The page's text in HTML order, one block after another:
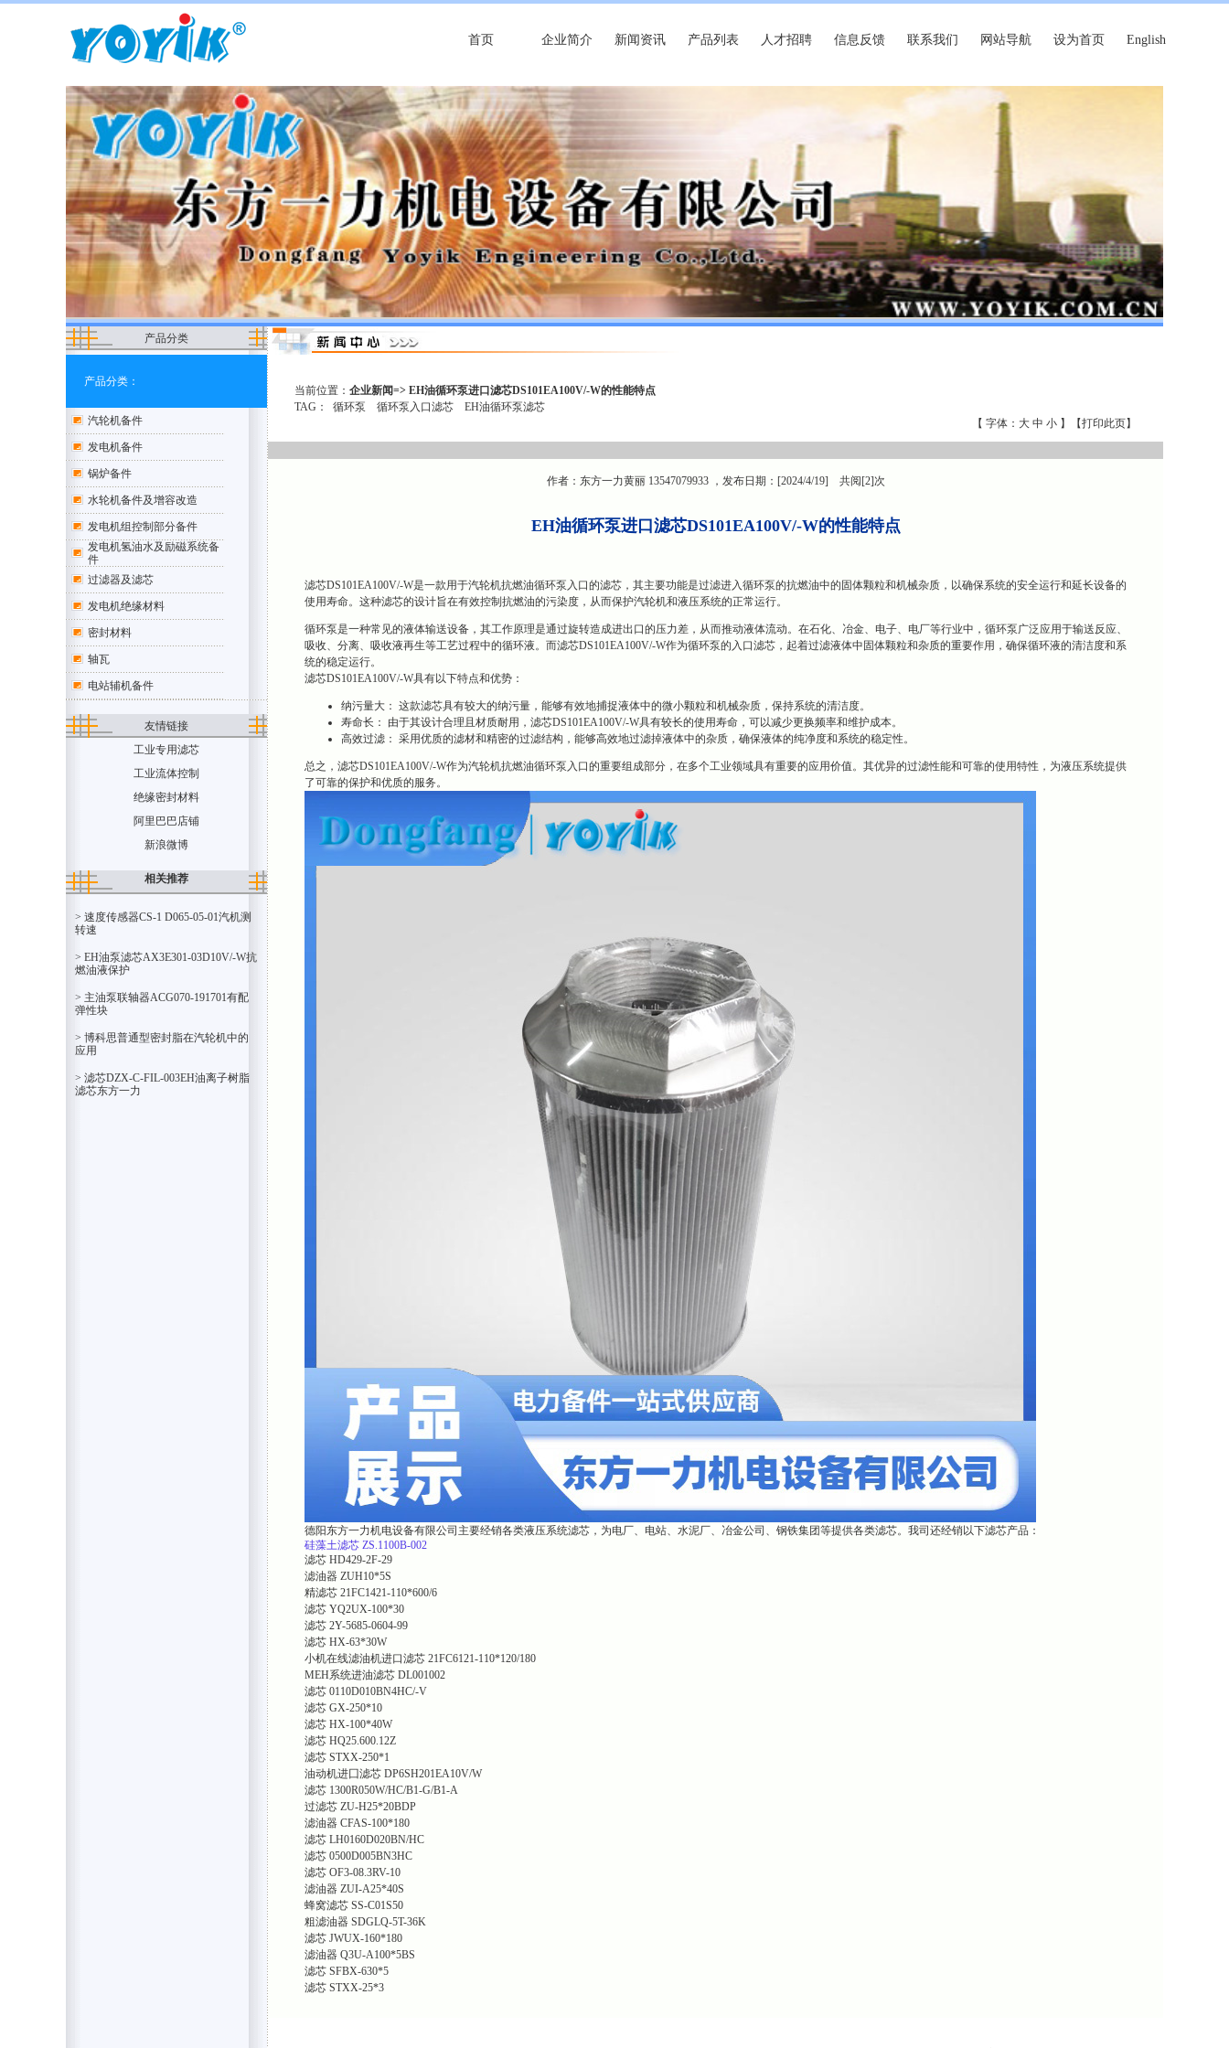
首页 企业简介 新闻资讯 产品列表 人才招聘 信息反馈 联系我们 网站导航 设为首页 English
产品分类
产品分类：
汽轮机备件
发电机备件
锅炉备件
水轮机备件及增容改造
发电机组控制部分备件
发电机氢油水及励磁系统备
件
过滤器及滤芯
发电机绝缘材料
密封材料
轴瓦
电站辅机备件
友情链接
工业专用滤芯
工业流体控制
绝缘密封材料
阿里巴巴店铺
新浪微博
相关推荐
> 速度传感器CS-1 D065-05-01汽机测
转速
> EH油泵滤芯AX3E301-03D10V/-W抗
燃油液保护
> 主油泵联轴器ACG070-191701有配
弹性块
> 博科思普通型密封脂在汽轮机中的
应用
> 滤芯DZX-C-FIL-003EH油离子树脂
滤芯东方一力
当前位置：企业新闻=> EH油循环泵进口滤芯DS101EA100V/-W的性能特点
TAG：循环泵 循环泵入口滤芯
EH油循环泵滤芯
【 字体： 大 中 小】【打印此页】
作者：东方一力黄丽 13547079933 ，发布日期：[2024/4/19] 共阅[2]次
EH油循环泵进口滤芯DS101EA100V/-W的性能特点
滤芯DS101EA100V/-W是一款用于汽轮机抗燃油循环泵入口的滤芯，其主要功能是过滤进入循环泵的抗燃油中的固体颗粒和机械杂质，以确保系统的安全运行和延长设备的
使用寿命。这种滤芯的设计旨在有效控制抗燃油的污染度，从而保护汽轮机和液压系统的正常运行。
循环泵是一种常见的液体输送设备，其工作原理是通过旋转造成进出口的压力差，从而推动液体流动。在石化、冶金、电子、电厂等行业中，循环泵广泛应用于输送反应、
吸收、分离、吸收液再生等工艺过程中的循环液。而滤芯DS101EA100V/-W作为循环泵的入口滤芯，起着过滤液体中固体颗粒和杂质的重要作用，确保循环液的清洁度和系
统的稳定运行。
滤芯DS101EA100V/-W具有以下特点和优势：
纳污量大： 这款滤芯具有较大的纳污量，能够有效地捕捉液体中的微小颗粒和机械杂质，保持系统的清洁度。
寿命长： 由于其设计合理且材质耐用，滤芯DS101EA100V/-W具有较长的使用寿命，可以减少更换频率和维护成本。
高效过滤： 采用优质的滤材和精密的过滤结构，能够高效地过滤掉液体中的杂质，确保液体的纯净度和系统的稳定性。
总之，滤芯DS101EA100V/-W作为汽轮机抗燃油循环泵入口的重要组成部分，在多个工业领域具有重要的应用价值。其优异的过滤性能和可靠的使用特性，为液压系统提供
了可靠的保护和优质的服务。
德阳东方一力机电设备有限公司主要经销各类液压系统滤芯，为电厂、电站、水泥厂、冶金公司、钢铁集团等提供各类滤芯。我司还经销以下滤芯产品：
硅藻土滤芯 ZS.1100B-002
滤芯 HD429-2F-29
滤油器 ZUH10*5S
精滤芯 21FC1421-110*600/6
滤芯 YQ2UX-100*30
滤芯 2Y-5685-0604-99
滤芯 HX-63*30W
小机在线滤油机进口滤芯 21FC6121-110*120/180
MEH系统进油滤芯 DL001002
滤芯 0110D010BN4HC/-V
滤芯 GX-250*10
滤芯 HX-100*40W
滤芯 HQ25.600.12Z
滤芯 STXX-250*1
油动机进囗滤芯 DP6SH201EA10V/W
滤芯 1300R050W/HC/B1-G/B1-A
过滤芯 ZU-H25*20BDP
滤油器 CFAS-100*180
滤芯 LH0160D020BN/HC
滤芯 0500D005BN3HC
滤芯 OF3-08.3RV-10
滤油器 ZUI-A25*40S
蜂窝滤芯 SS-C01S50
粗滤油器 SDGLQ-5T-36K
滤芯 JWUX-160*180
滤油器 Q3U-A100*5BS
滤芯 SFBX-630*5
滤芯 STXX-25*3